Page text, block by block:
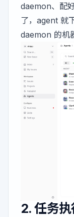
daemon、配
了，agent 就
daemon 的机
2. 任务执